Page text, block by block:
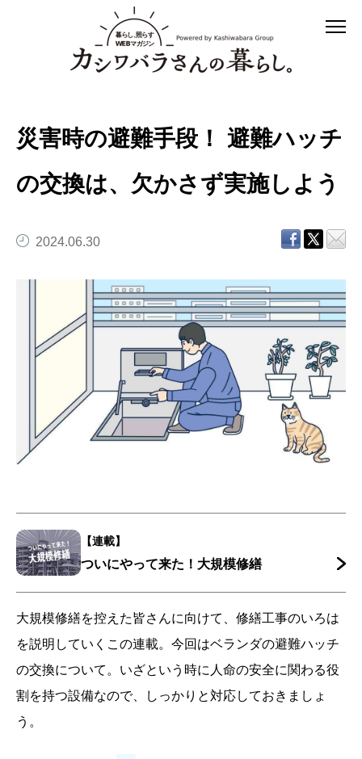
災害時の避難手段！ 避難ハッチ
の交換は、欠かさず実施しよう
2024.06.30
【連載】
ついにやって来た！大規模修繕
大規模修繕を控えた皆さんに向けて、修繕工事のいろは
を説明していくこの連載。今回はベランダの避難ハッチ
の交換について。いざという時に人命の安全に関わる役
割を持つ設備なので、しっかりと対応しておきましょ
う。